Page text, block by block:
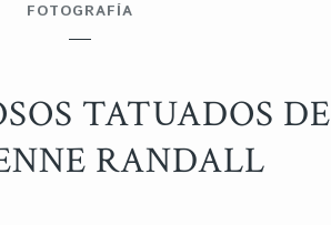
FOTOGRAFÍA
TATUADOS DE
RANDALL